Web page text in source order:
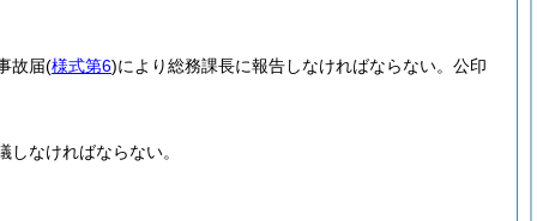
故届(様式第6)により総務課長に報告しなければならない。 公印
なければならない。